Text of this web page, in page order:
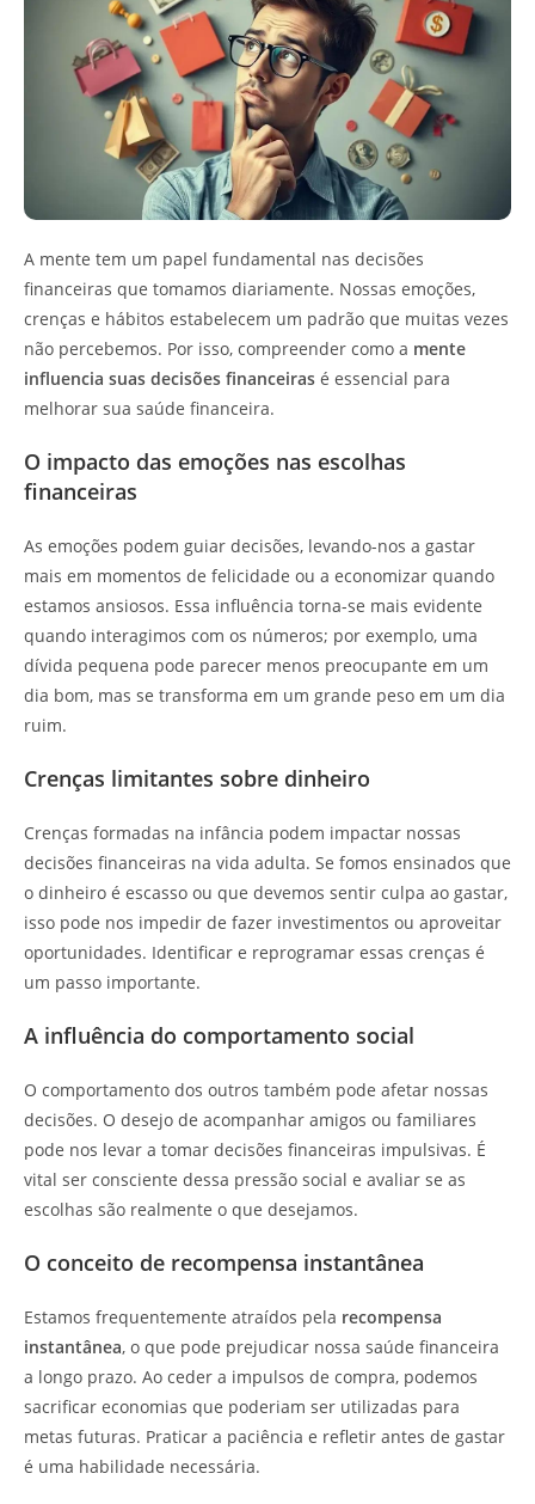
A mente tem um papel fundamental nas decisões
financeiras que tomamos diariamente. Nossas emoções,
crenças e hábitos estabelecem um padrão que muitas vezes
não percebemos. Por isso, compreender como a mente
influencia suas decisões financeiras é essencial para
melhorar sua saúde financeira.
O impacto das emoções nas escolhas
financeiras
As emoções podem guiar decisões, levando-nos a gastar
mais em momentos de felicidade ou a economizar quando
estamos ansiosos. Essa influência torna-se mais evidente
quando interagimos com os números; por exemplo, uma
dívida pequena pode parecer menos preocupante em um
dia bom, mas se transforma em um grande peso em um dia
ruim.
Crenças limitantes sobre dinheiro
Crenças formadas na infância podem impactar nossas
decisões financeiras na vida adulta. Se fomos ensinados que
o dinheiro é escasso ou que devemos sentir culpa ao gastar,
isso pode nos impedir de fazer investimentos ou aproveitar
oportunidades. Identificar e reprogramar essas crenças é
um passo importante.
A influência do comportamento social
O comportamento dos outros também pode afetar nossas
decisões. O desejo de acompanhar amigos ou familiares
pode nos levar a tomar decisões financeiras impulsivas. É
vital ser consciente dessa pressão social e avaliar se as
escolhas são realmente o que desejamos.
O conceito de recompensa instantânea
Estamos frequentemente atraídos pela recompensa
instantânea, o que pode prejudicar nossa saúde financeira
a longo prazo. Ao ceder a impulsos de compra, podemos
sacrificar economias que poderiam ser utilizadas para
metas futuras. Praticar a paciência e refletir antes de gastar
é uma habilidade necessária.